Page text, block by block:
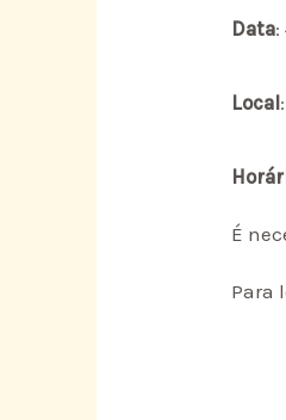
Data:
Local
É
Para